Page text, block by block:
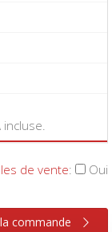
de vente: Oui
commande